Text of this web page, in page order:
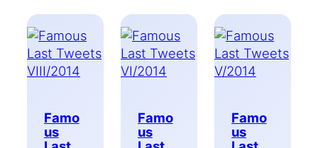
Famo
us
Famo
us
Famo
us